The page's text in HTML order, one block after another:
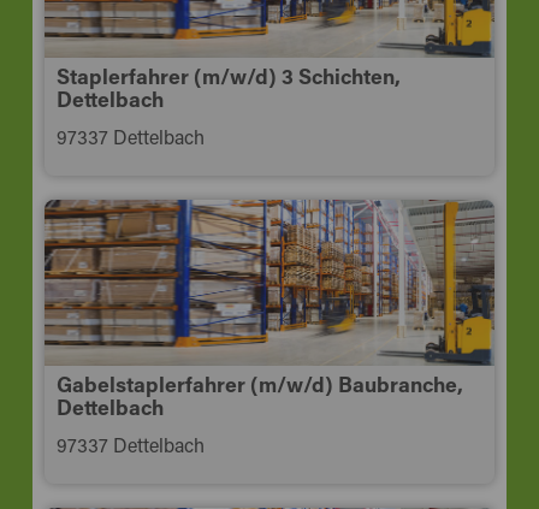
Staplerfahrer (m/w/d) 3 Schichten,
Dettelbach
97337 Dettelbach
Gabelstaplerfahrer (m/w/d) Baubranche,
Dettelbach
97337 Dettelbach